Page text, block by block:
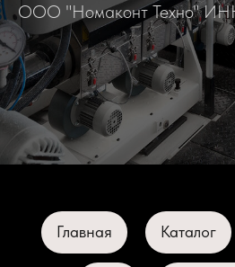
ООО "Номаконт Техно"
Главная Каталог